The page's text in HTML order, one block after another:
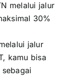
melalui jalur
30%
jalur
kamu bisa